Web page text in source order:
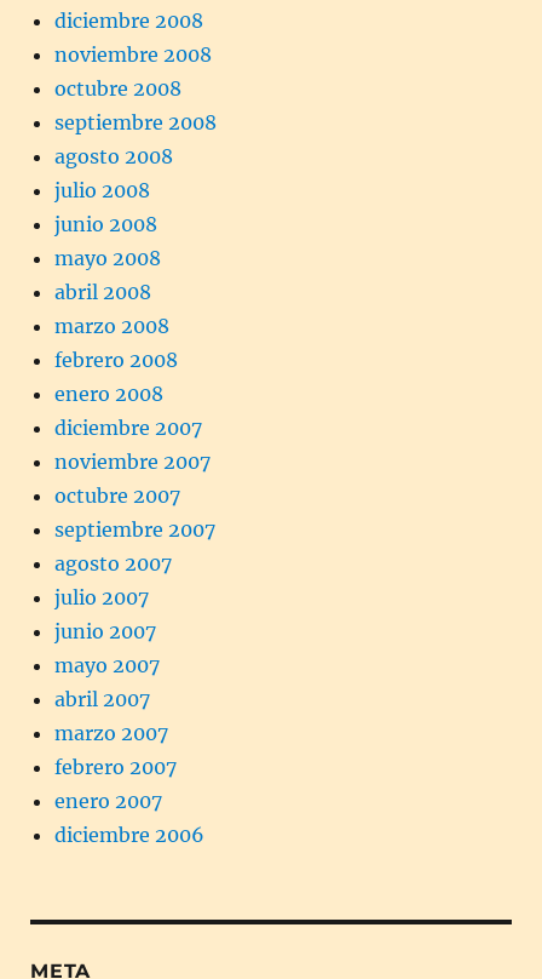
diciembre 2008
noviembre 2008
octubre 2008
septiembre 2008
agosto 2008
julio 2008
junio 2008
mayo 2008
abril 2008
marzo 2008
febrero 2008
enero 2008
diciembre 2007
noviembre 2007
octubre 2007
septiembre 2007
agosto 2007
julio 2007
junio 2007
mayo 2007
abril 2007
marzo 2007
febrero 2007
enero 2007
diciembre 2006
META